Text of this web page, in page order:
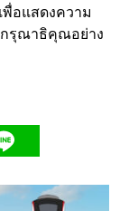
อแสดงความ
ณาธิคุณอย่าง